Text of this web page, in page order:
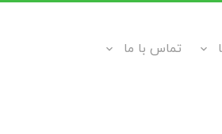
تماس با ما